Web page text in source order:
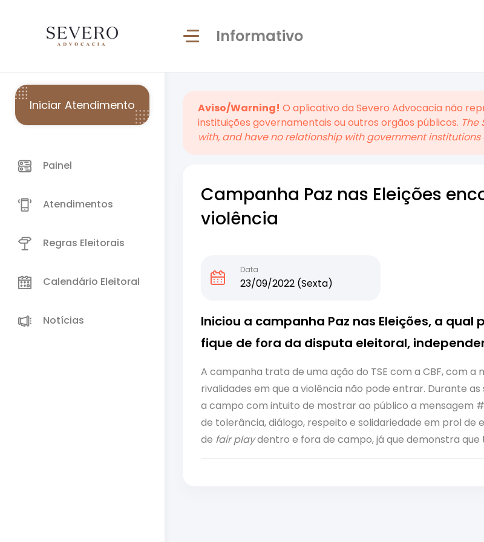
Informativo
Iniciar Atendimento
Painel
Atendimentos
Regras Eleitorais
Calendário Eleitoral
Notícias
Aviso/Warning! O aplicativo da Severo Advocacia não
instituições governamentais ou outros orgãos públicos. The
with, and have no relationship with government
Campanha Paz nas Eleições
violência
Data
23/09/2022 (Sexta)
Iniciou a campanha Paz nas Eleições, a
fique de fora da disputa eleitoral,
A campanha trata de uma ação do TSE com a CBF, com
rivalidades em que a violência não pode entrar. Durante
a campo com intuito de mostrar ao público a mensagem
de tolerância, diálogo, respeito e solidariedade em prol de
de fair playdentro e fora de campo, já que demonstra